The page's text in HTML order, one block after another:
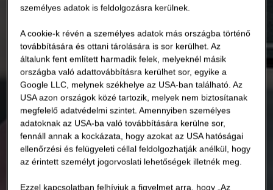
személyes adatok is feldolgozásra kerülnek.
A cookie-k révén a személyes adatok más országba történő
továbbítására és ottani tárolására is sor kerülhet. Az
általunk fent említett harmadik felek, melyeknél másik
országba való adattovábbításra kerülhet sor, egyike a
Google LLC, melynek székhelye az USA-ban található. Az
USA azon országok közé tartozik, melyek nem biztosítanak
megfelelő adatvédelmi szintet. Amennyiben személyes
adatoknak az USA-ba való továbbítására kerülne sor,
fennáll annak a kockázata, hogy azokat az USA hatóságai
ellenőrzési és felügyeleti céllal feldolgozhatják anélkül, hogy
az érintett személyt jogorvoslati lehetőségek illetnék meg.
Ezzel kapcsolatban felhívjuk a figyelmet arra, hogy „Az